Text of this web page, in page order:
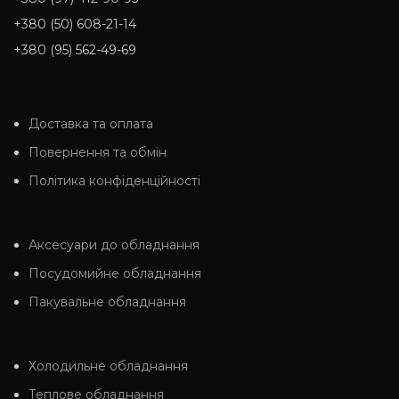
+380 (50) 608-21-14
+380 (95) 562-49-69
Доставка та оплата
Повернення та обмін
Політика конфіденційності
Аксесуари до обладнання
Посудомийне обладнання
Пакувальне обладнання
Холодильне обладнання
Теплове обладнання